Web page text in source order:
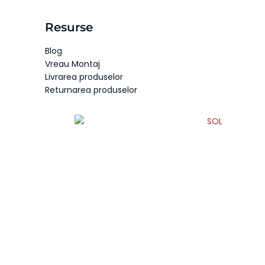
Resurse
Blog
Vreau Montaj
Livrarea produselor
Returnarea produselor